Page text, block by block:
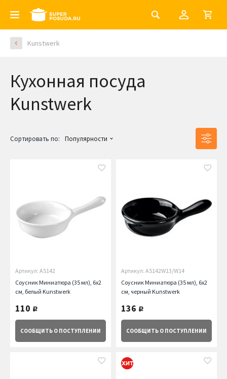
Kunstwerk
Кухонная посуда
Kunstwerk
Сортировать по: Популярности
Артикул: A5142
Соусник Миниатюра (35 мл), 6х2
см, белый Kunstwerk
110 руб.
СООБЩИТЬ О ПОСТУПЛЕНИИ
Артикул: A5142W13/W14
Соусник Миниатюра (35 мл), 6х2
см, черный Kunstwerk
136 руб.
СООБЩИТЬ О ПОСТУПЛЕНИИ